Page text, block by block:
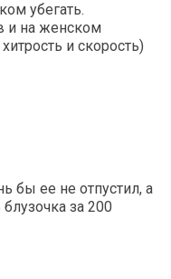
убегать.
и на женском
и скорость)
бы ее не отпустил, а
за 200